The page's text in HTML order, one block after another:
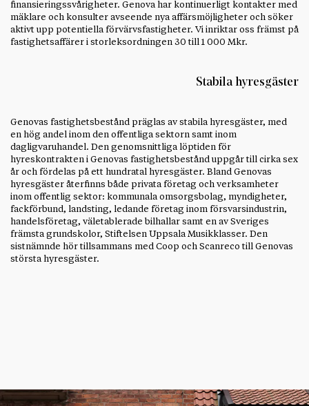
finansieringssvårigheter. Genova har kontinuerligt kontakter med
mäklare och konsulter avseende nya affärsmöjligheter och söker
aktivt upp potentiella förvärvsfastigheter. Vi inriktar oss främst på
fastighetsaffärer i storleksordningen 30 till 1 000 Mkr.
Stabila hyresgäster
Genovas fastighetsbestånd präglas av stabila hyresgäster, med
en hög andel inom den offentliga sektorn samt inom
dagligvaruhandel. Den genomsnittliga löptiden för
hyreskontrakten i Genovas fastighetsbestånd uppgår till cirka sex
år och fördelas på ett hundratal hyresgäster. Bland Genovas
hyresgäster återfinns både privata företag och verksamheter
inom offentlig sektor: kommunala omsorgsbolag, myndigheter,
fackförbund, landsting, ledande företag inom försvarsindustrin,
handelsföretag, väletablerade bilhallar samt en av Sveriges
främsta grundskolor, Stiftelsen Uppsala Musikklasser. Den
sistnämnde hör tillsammans med Coop och Scanreco till Genovas
största hyresgäster.